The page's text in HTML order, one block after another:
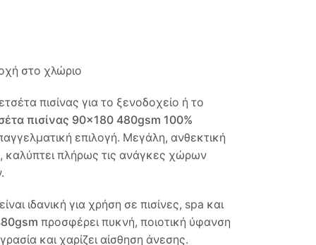
στο χλώριο
πισίνας για το ξενοδοχείο ή το
πισίνας 90×180 480gsm 100%
επιλογή. Μεγάλη, ανθεκτική
καλύπτει πλήρως τις ανάγκες χώρων
ιδανική για χρήση σε πισίνες, spa και
προσφέρει πυκνή, ποιοτική ύφανση
και χαρίζει αίσθηση άνεσης.